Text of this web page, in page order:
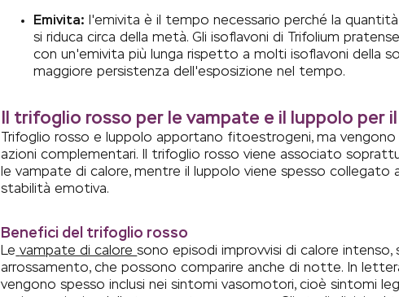
Emivita: l'emivita è il tempo necessario perché la
si riduca circa della metà. Gli isoflavoni di Trifolium
con un'emivita più lunga rispetto a molti isoflavoni della
maggiore persistenza dell'esposizione nel tempo.
Il trifoglio rosso per le vampate e il luppolo per
Trifoglio rosso e luppolo apportano fitoestrogeni, ma
azioni complementari. Il trifoglio rosso viene associato
le vampate di calore, mentre il luppolo viene spesso collegato
stabilità emotiva.
Benefici del trifoglio rosso
Le vampate di caloresono episodi improvvisi di calore intenso,
arrossamento, che possono comparire anche di notte. In
vengono spesso inclusi nei sintomi vasomotori, cioè sintomi